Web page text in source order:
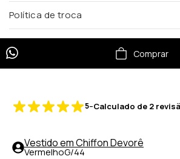
Política de troca
Comprar
5-Calculado de 2
Vestido em Chiffon Devorê
VermelhoG/44